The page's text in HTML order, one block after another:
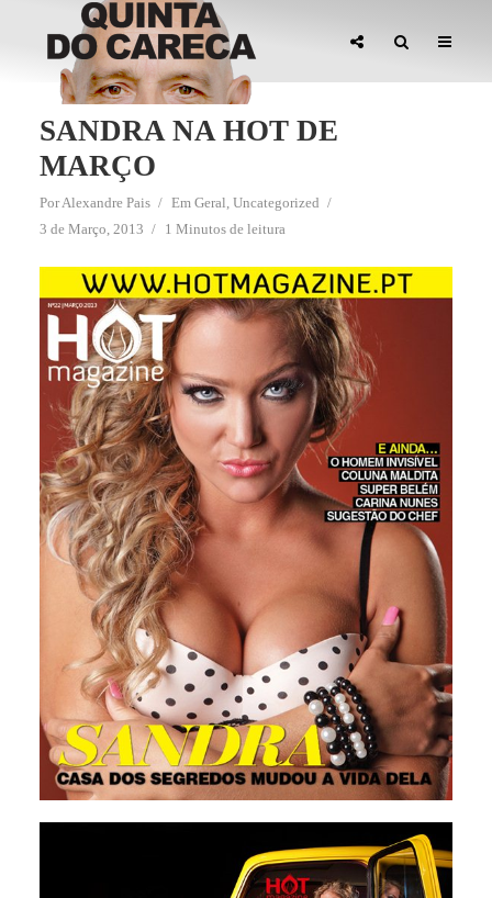
SANDRA NA HOT DE
MARÇO
PorAlexandre Pais Em Geral, Uncategorized
3 de Março, 2013
1 Minutos de leitura